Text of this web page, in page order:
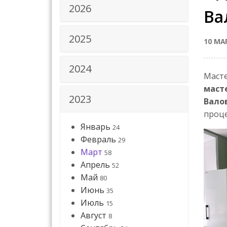
2026
2025
2024
2023
Январь 24
Февраль 29
Март 58
Апрель 52
Май 80
Июнь 35
Июль 15
Август 8
10